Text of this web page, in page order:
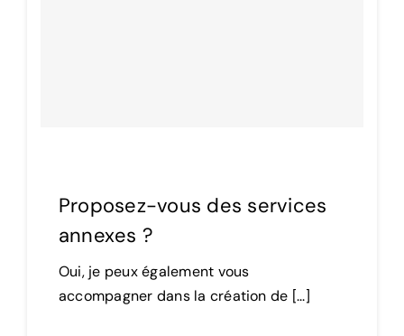
Proposez-vous des services
annexes ?
Oui, je peux également vous
accompagner dans la création de [...]